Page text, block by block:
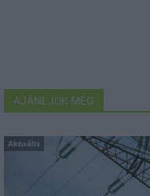
AJÁNLJUK MÉG
Aktuális